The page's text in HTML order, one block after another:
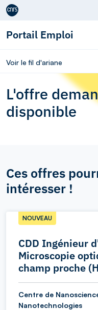
Aller au contenu
Portail Emploi
Voir le fil d'ariane
L'offre
disponible
Ces offres
intéresser !
CDD Ingénieur
Microscopie
champ proche
NOUVEAU
Centre de
Nanotechnologies